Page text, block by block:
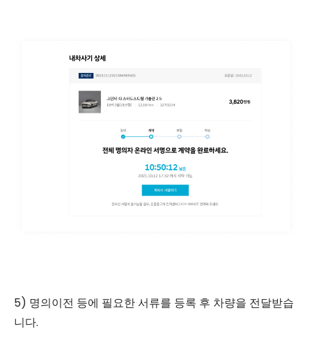
5) 명의이전 등에 필요한 서류를 등록 후 차량을 전달받습
니다.